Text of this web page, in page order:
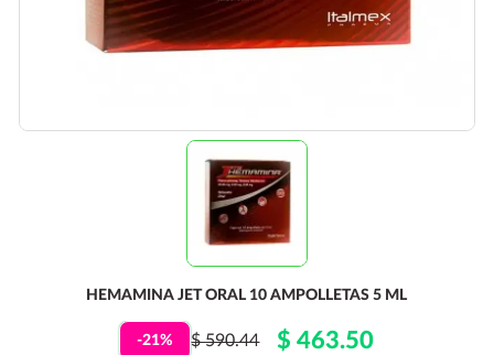
HEMAMINA JET ORAL 10 AMPOLLETAS 5 ML
-21% $ 590.44 $ 463.50